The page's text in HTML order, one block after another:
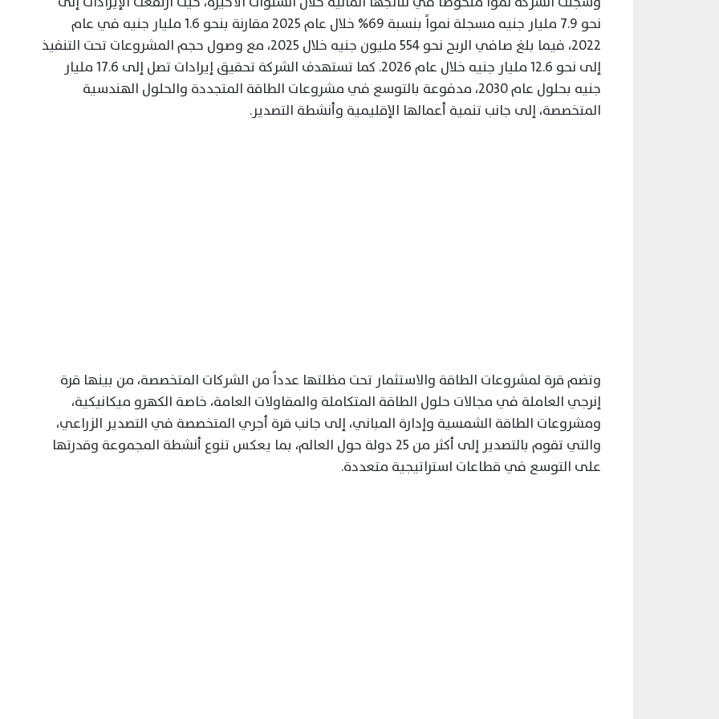
نحو 7.9 مليار جنيه مسجلة نمواً بنسبة 69% خلال عام 2025 مقارنة بنحو 1.6 مليار جنيه في عام
2022، فيما بلغ صافي الربح نحو 554 مليون جنيه خلال 2025، مع وصول حجم المشروعات تحت التنفيذ
إلى نحو 12.6 مليار جنيه خلال عام 2026. كما تستهدف الشركة تحقيق إيرادات تصل إلى 17.6 مليار
جنيه بحلول عام 2030، مدفوعة بالتوسع في مشروعات الطاقة المتجددة والحلول الهندسية
المتخصصة، إلى جانب تنمية أعمالها الإقليمية وأنشطة التصدير.
وتضم قرة لمشروعات الطاقة والاستثمار تحت مظلتها عدداً من الشركات المتخصصة، من بينها قرة
إنرجي العاملة في مجالات حلول الطاقة المتكاملة والمقاولات العامة، خاصة الكهرو ميكانيكية،
ومشروعات الطاقة الشمسية وإدارة المباني، إلى جانب قرة أجري المتخصصة في التصدير الزراعي،
والتي تقوم بالتصدير إلى أكثر من 25 دولة حول العالم، بما يعكس تنوع أنشطة المجموعة وقدرتها
على التوسع في قطاعات استراتيجية متعددة.